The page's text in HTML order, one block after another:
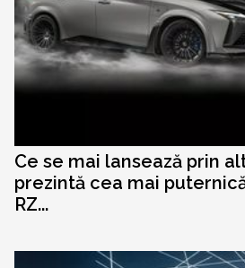
Ce se mai lansează prin
prezintă cea mai
RZ...